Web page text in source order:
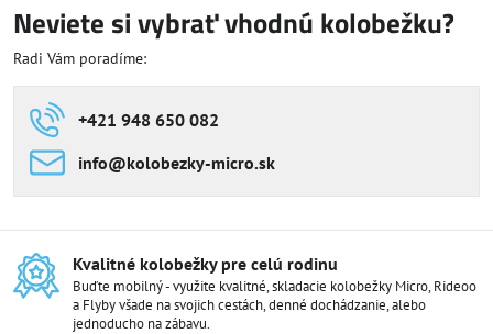
Neviete si vybrať vhodnú kolobežku?
Radi Vám poradíme:
+421 948 650 082
info​@kolobezky-micro​.sk
Kvalitné kolobežky pre celú rodinu
Buďte mobilný - využite kvalitné, skladacie kolobežky Micro, Rideoo
a Flyby všade na svojich cestách, denné dochádzanie, alebo
jednoducho na zábavu.